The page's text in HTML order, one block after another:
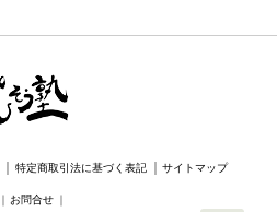
特定商取引法に基づく表記 ｜サイトマップ
｜ お問合せ ｜